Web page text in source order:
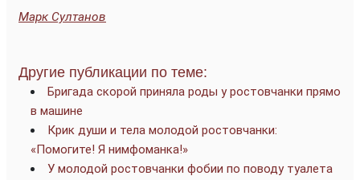
Марк Султанов
Другие публикации по теме:
Бригада скорой приняла роды у ростовчанки прямо
в машине
Крик души и тела молодой ростовчанки:
«Помогите! Я нимфоманка!»
У молодой ростовчанки фобии по поводу туалета